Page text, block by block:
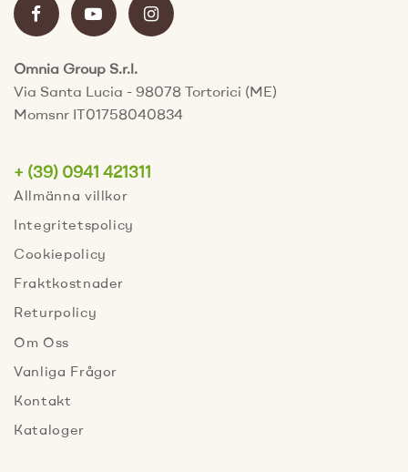
Omnia Group S.r.l.
Via Santa Lucia - 98078 Tortorici (ME)
Momsnr IT01758040834
+ (39) 0941 421311
Allmänna villkor
Integritetspolicy
Cookiepolicy
Fraktkostnader
Returpolicy
Om Oss
Vanliga Frågor
Kontakt
Kataloger